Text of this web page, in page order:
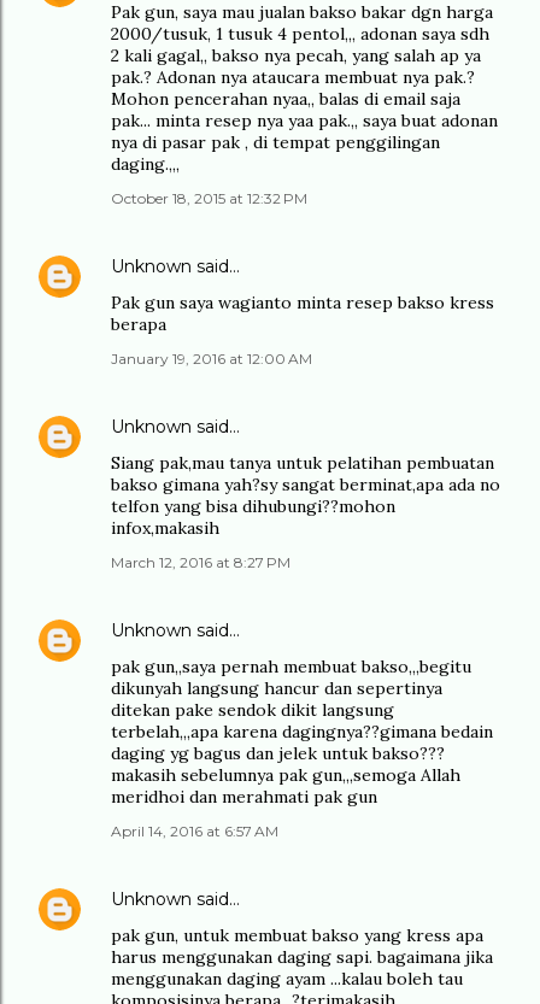
Pak gun, saya mau jualan bakso bakar dgn harga
2000/tusuk, 1 tusuk 4 pentol,,, adonan saya sdh
2 kali gagal,, bakso nya pecah, yang salah ap ya
pak.? Adonan nya ataucara membuat nya pak.?
Mohon pencerahan nyaa,, balas di email saja
pak... minta resep nya yaa pak.,, saya buat adonan
nya di pasar pak , di tempat penggilingan
daging.,,,
October 18, 2015 at 12:32 PM
Unknown said…
Pak gun saya wagianto minta resep bakso kress
berapa
January 19, 2016 at 12:00 AM
Unknown said…
Siang pak,mau tanya untuk pelatihan pembuatan
bakso gimana yah?sy sangat berminat,apa ada no
telfon yang bisa dihubungi??mohon
infox,makasih
March 12, 2016 at 8:27 PM
Unknown said…
pak gun,,saya pernah membuat bakso,,,begitu
dikunyah langsung hancur dan sepertinya
ditekan pake sendok dikit langsung
terbelah,,,apa karena dagingnya??gimana bedain
daging yg bagus dan jelek untuk bakso???
makasih sebelumnya pak gun,,,semoga Allah
meridhoi dan merahmati pak gun
April 14, 2016 at 6:57 AM
Unknown said…
pak gun, untuk membuat bakso yang kress apa
harus menggunakan daging sapi. bagaimana jika
menggunakan daging ayam ...kalau boleh tau